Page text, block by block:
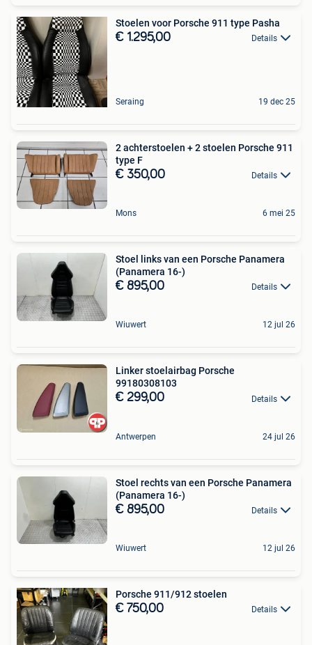
Stoelen voor Porsche 911 type Pasha
€ 1.295,00 Details
Seraing 19 dec 25
2 achterstoelen + 2 stoelen Porsche 911
type F
€ 350,00 Details
Mons 6 mei 25
Stoel links van een Porsche Panamera
(Panamera 16-)
€ 895,00 Details
Wiuwert 12 jul 26
Linker stoelairbag Porsche
99180308103
€ 299,00 Details
Antwerpen 24 jul 26
Stoel rechts van een Porsche Panamera
(Panamera 16-)
€ 895,00 Details
Wiuwert 12 jul 26
Porsche 911/912 stoelen
€ 750,00 Details